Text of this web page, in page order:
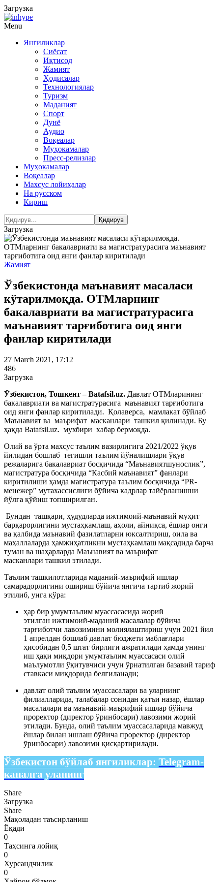
Загрузка
Menu
Янгиликлар
Сиёсат
Иқтисод
Жамият
Ҳодисалар
Технологиялар
Туризм
Маданият
Спорт
Дунё
Аудио
Воқеалар
Муҳокамалар
Пресс-релизлар
Муҳокамалар
Воқеалар
Махсус лойиҳалар
На русском
Кириш
Загрузка
Жамият
Ўзбекистонда маънавият масаласи
кўтарилмоқда. ОТМларнинг
бакалавриати ва магистратурасига
маънавият тарғиботига оид янги
фанлар киритилади
27 March 2021, 17:12
486
Загрузка
Ўзбекистон, Тошкент – Batafsil.uz. Давлат ОТМларининг
бакалавриати ва магистратурасига маънавият тарғиботига
оид янги фанлар киритилади. Қолаверса, мамлакат бўйлаб
Маънавият ва маърифат масканлари ташкил қилинади. Бу
ҳақда Batafsil.uz. мухбири хабар бермоқда.
Олий ва ўрта махсус таълим вазирлигига 2021/2022 ўқув
йилидан бошлаб тегишли таълим йўналишлари ўқув
режаларига бакалавриат босқичида “Маънавиятшунослик”,
магистратура босқичида “Касбий маънавият” фанлари
киритилиши ҳамда магистратура таълим босқичида “PR-
менежер” мутахассислиги бўйича кадрлар тайёрланишни
йўлга қўйиш топширилган.
Бундан ташқари, ҳудудларда ижтимоий-маънавий муҳит
барқарорлигини мустаҳкамлаш, аҳоли, айниқса, ёшлар онги
ва қалбида маънавий фазилатларни юксалтириш, оила ва
маҳаллаларда ҳамжиҳатликни мустаҳкамлаш мақсадида барча
туман ва шаҳарларда Маънавият ва маърифат
масканлари ташкил этилади.
Таълим ташкилотларида маданий-маърифий ишлар
самарадорлигини ошириш бўйича янгича тартиб жорий
этилиб, унга кўра:
ҳар бир умумтаълим муассасасида жорий
этилган ижтимоий-маданий масалалар бўйича
тарғиботчи лавозимини молиялаштириш учун 2021 йил
1 апрелдан бошлаб давлат бюджети маблағлари
ҳисобидан 0,5 штат бирлиги ажратилади ҳамда унинг
иш ҳақи миқдори умумтаълим муассасаси олий
маълумотли ўқитувчиси учун ўрнатилган базавий тариф
ставкаси миқдорида белгиланади;
давлат олий таълим муассасалари ва уларнинг
филиалларида, талабалар сонидан қатъи назар, ёшлар
масалалари ва маънавий-маърифий ишлар бўйича
проректор (директор ўринбосари) лавозими жорий
этилади. Бунда, олий таълим муассасаларида мавжуд
ёшлар билан ишлаш бўйича проректор (директор
ўринбосари) лавозими қисқартирилади.
Ўзбекистон бўйлаб янгиликлар: Telegram-
каналга уланинг
Share
Загрузка
Share
Мақоладан таъсирланиш
Ёқади
0
Таҳсинга лойиқ
0
Хурсандчилик
0